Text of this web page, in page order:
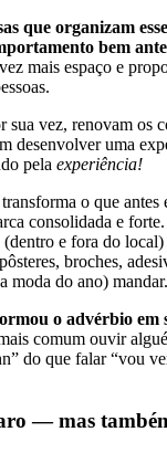
que organizam
bem
mais espaço e
sua vez, renovam os
desenvolver uma
pela experiência!
o que antes
consolidada e
e fora do local)
broches,
moda do ano) mandar.
o advérbio em
comum ouvir
do que falar “vou
— mas